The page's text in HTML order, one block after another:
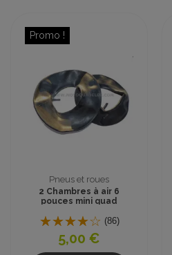
Promo !
Pneus et roues
2 Chambres à air 6
pouces mini quad
(86)
5,00 €